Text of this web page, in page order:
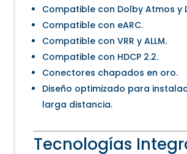
Compatible con Dolby Atmos y
Compatible con eARC.
Compatible con VRR y ALLM.
Compatible con HDCP 2.2.
Conectores chapados en oro.
Diseño optimizado para
larga distancia.
Tecnologías